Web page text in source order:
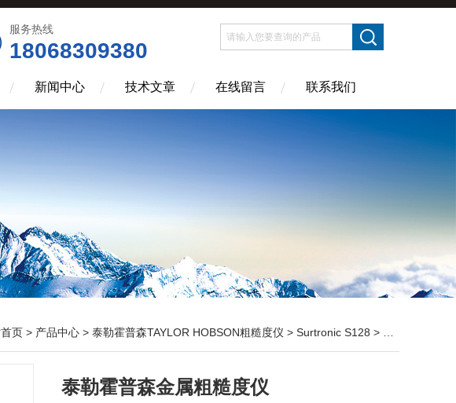
服务热线
18068309380
新闻中心 技术文章 在线留言 联系我们
页 > 产品中心 > 泰勒霍普森TAYLOR HOBSON粗糙度仪 > Surtronic S128 > 泰勒霍普森金属粗糙度仪
泰勒霍普森金属粗糙度仪